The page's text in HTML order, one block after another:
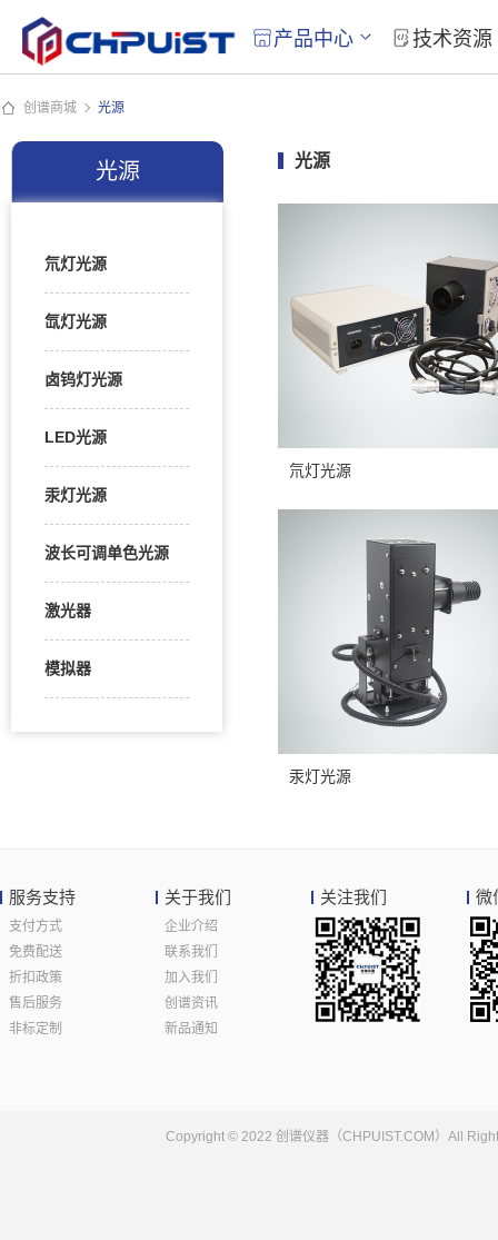
产品中心 技术资源
创谱商城 光源
光源
氘灯光源
氙灯光源
卤钨灯光源
LED光源
汞灯光源
波长可调单色光源
激光器
模拟器
光源
氘灯光源
汞灯光源
服务支持
支付方式
免费配送
折扣政策
售后服务
非标定制
关于我们
企业介绍
联系我们
加入我们
创谱资讯
新品通知
关注我们 微
Copyright © 2022 创谱仪器（CHPUIST.COM）All